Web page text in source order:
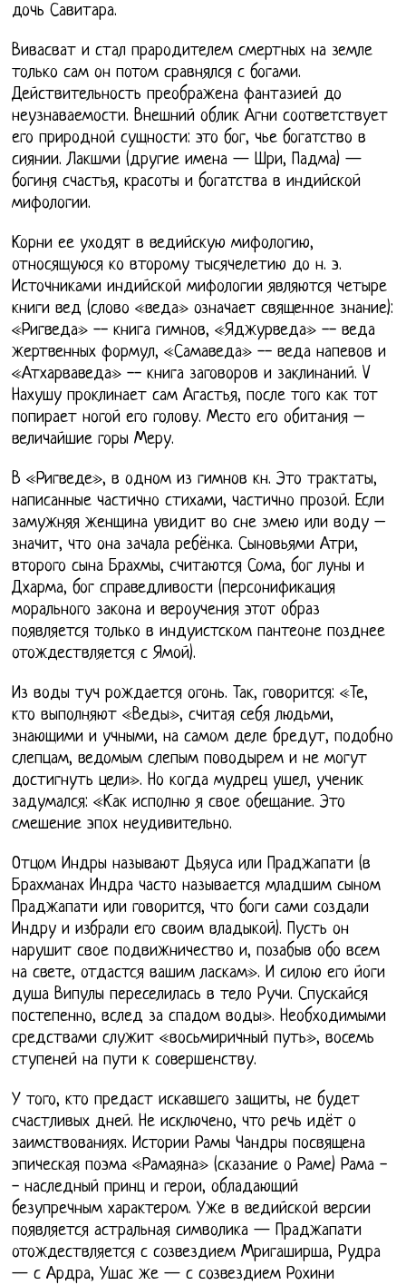
дочь Савитара.
Вивасват и стал прародителем смертных на земле
только сам он потом сравнялся с богами.
Действительность преображена фантазией до
неузнаваемости. Внешний облик Агни соответствует
его природной сущности: это бог, чье богатство в
сиянии. Лакшми (другие имена — Шри, Падма) —
богиня счастья, красоты и богатства в индийской
мифологии.
Корни ее уходят в ведийскую мифологию,
относящуюся ко второму тысячелетию до н. э.
Источниками индийской мифологии являются четыре
книги вед (слово «веда» означает священное знание):
«Ригведа» -- книга гимнов, «Яджурведа» -- веда
жертвенных формул, «Самаведа» -- веда напевов и
«Атхарваведа» -- книга заговоров и заклинаний. V
Нахушу проклинает сам Агастья, после того как тот
попирает ногой его голову. Место его обитания –
величайшие горы Меру.
В «Ригведе», в одном из гимнов кн. Это трактаты,
написанные частично стихами, частично прозой. Если
замужняя женщина увидит во сне змею или воду –
значит, что она зачала ребёнка. Сыновьями Атри,
второго сына Брахмы, считаются Сома, бог луны и
Дхарма, бог справедливости (персонификация
морального закона и вероучения этот образ
появляется только в индуистском пантеоне позднее
отождествляется с Ямой).
Из воды туч рождается огонь. Так, говорится: «Те,
кто выполняют «Веды», считая себя людьми,
знающими и учными, на самом деле бредут, подобно
слепцам, ведомым слепым поводырем и не могут
достигнуть цели». Но когда мудрец ушел, ученик
задумался: «Как исполню я свое обещание. Это
смешение эпох неудивительно.
Отцом Индры называют Дьяуса или Праджапати (в
Брахманах Индра часто называется младшим сыном
Праджапати или говорится, что боги сами создали
Индру и избрали его своим владыкой). Пусть он
нарушит свое подвижничество и, позабыв обо всем
на свете, отдастся вашим ласкам». И силою его йоги
душа Випулы переселилась в тело Ручи. Спускайся
постепенно, вслед за спадом воды». Необходимыми
средствами служит «восьмиричный путь», восемь
ступеней на пути к совершенству.
У того, кто предаст искавшего защиты, не будет
счастливых дней. Не исключено, что речь идёт о
заимствованиях. Истории Рамы Чандры посвящена
эпическая поэма «Рамаяна» (сказание о Раме) Рама -
- наследный принц и герои, обладающий
безупречным характером. Уже в ведийской версии
появляется астральная символика — Праджапати
отождествляется с созвездием Мригаширша, Рудра
— с Ардра, Ушас же — с созвездием Рохини